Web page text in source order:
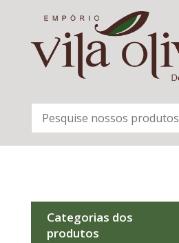
Categorias dos
produtos